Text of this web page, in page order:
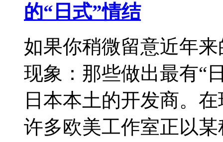
的“日式”情结
如果你稍微留意近年
现象：那些做出最有“
日本本土的开发商。
许多欧美工作室正以